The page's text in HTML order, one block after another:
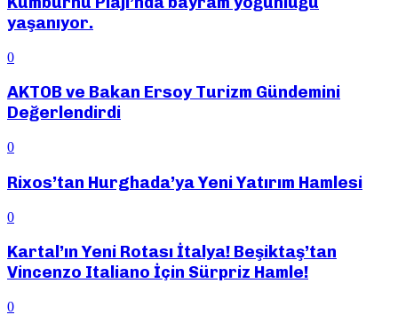
yaşanıyor.
0
AKTOB ve Bakan Ersoy Turizm Gündemini
Değerlendirdi
0
Rixos’tan Hurghada’ya Yeni Yatırım Hamlesi
0
Kartal’ın Yeni Rotası İtalya! Beşiktaş’tan
Vincenzo Italiano İçin Sürpriz Hamle!
0